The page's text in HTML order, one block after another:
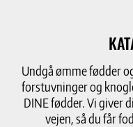
Undgå ømme fødder
forstuvninger og
DINE fødder. Vi giver
vejen, så du får